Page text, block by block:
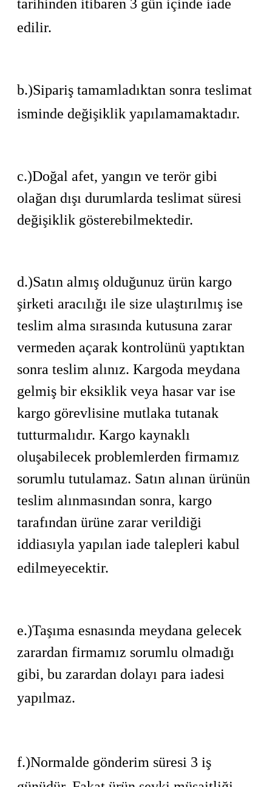
tarihinden itibaren 3 gün içinde iade
edilir.
b.)Sipariş tamamladıktan sonra teslimat
isminde değişiklik yapılamamaktadır.
c.)Doğal afet, yangın ve terör gibi
olağan dışı durumlarda teslimat süresi
değişiklik gösterebilmektedir.
d.)Satın almış olduğunuz ürün kargo
şirketi aracılığı ile size ulaştırılmış ise
teslim alma sırasında kutusuna zarar
vermeden açarak kontrolünü yaptıktan
sonra teslim alınız. Kargoda meydana
gelmiş bir eksiklik veya hasar var ise
kargo görevlisine mutlaka tutanak
tutturmalıdır. Kargo kaynaklı
oluşabilecek problemlerden firmamız
sorumlu tutulamaz. Satın alınan ürünün
teslim alınmasından sonra, kargo
tarafından ürüne zarar verildiği
iddiasıyla yapılan iade talepleri kabul
edilmeyecektir.
e.)Taşıma esnasında meydana gelecek
zarardan firmamız sorumlu olmadığı
gibi, bu zarardan dolayı para iadesi
yapılmaz.
f.)Normalde gönderim süresi 3 iş